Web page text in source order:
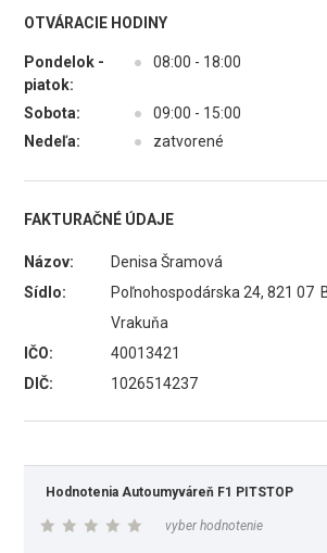
OTVÁRACIE HODINY
Pondelok -
piatok:
● 08:00 - 18:00
Sobota: ●
09:00 - 15:00
Nedeľa:
● zatvorené
FAKTURAČNÉ ÚDAJE
Názov:
Denisa Šramová
Sídlo:
Poľnohospodárska 24, 821 07
Vrakuňa
IČO:
40013421
DIČ:
1026514237
Hodnotenia Autoumyváreň F1 PITSTOP
vyber hodnotenie